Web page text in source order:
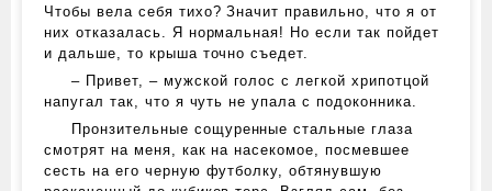
Чтобы вела себя тихо? Значит правильно, что я от
них отказалась. Я нормальная! Но если так пойдет
и дальше, то крыша точно съедет.
– Привет, – мужской голос с легкой хрипотцой
напугал так, что я чуть не упала с подоконника.
Пронзительные сощуренные стальные глаза
смотрят на меня, как на насекомое, посмевшее
сесть на его черную футболку, обтянувшую